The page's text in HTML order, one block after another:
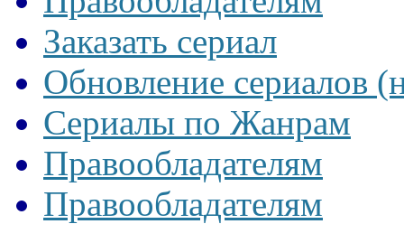
Заказать сериал
Обновление сериалов
Сериалы по Жанрам
Правообладателям
Правообладателям